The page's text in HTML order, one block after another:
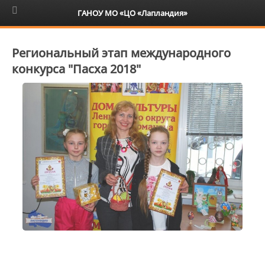
6+
Региональный этап международного
конкурса "Пасха 2018"
ГАНОУ МО «ЦО «Лапландия»